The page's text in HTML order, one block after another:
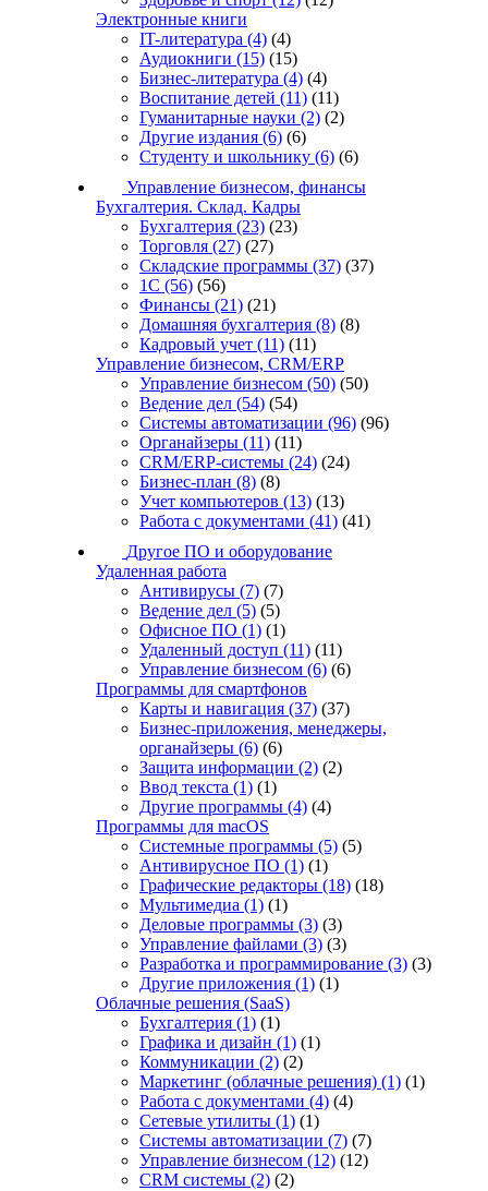
Электронные книги
IT-литература (4) (4)
Аудиокниги (15) (15)
Бизнес-литература (4) (4)
Воспитание детей (11) (11)
Гуманитарные науки (2) (2)
Другие издания (6) (6)
Студенту и школьнику (6) (6)
Управление бизнесом, финансы
Бухгалтерия. Склад. Кадры
Бухгалтерия (23) (23)
Торговля (27) (27)
Складские программы (37) (37)
1С (56) (56)
Финансы (21) (21)
Домашняя бухгалтерия (8) (8)
Кадровый учет (11) (11)
Управление бизнесом, CRM/ERP
Управление бизнесом (50) (50)
Ведение дел (54) (54)
Системы автоматизации (96) (96)
Органайзеры (11) (11)
CRM/ERP-системы (24) (24)
Бизнес-план (8) (8)
Учет компьютеров (13) (13)
Работа с документами (41) (41)
Другое ПО и оборудование
Удаленная работа
Антивирусы (7) (7)
Ведение дел (5) (5)
Офисное ПО (1) (1)
Удаленный доступ (11) (11)
Управление бизнесом (6) (6)
Программы для смартфонов
Карты и навигация (37) (37)
Бизнес-приложения, менеджеры,
органайзеры (6) (6)
Защита информации (2) (2)
Ввод текста (1) (1)
Другие программы (4) (4)
Программы для macOS
Системные программы (5) (5)
Антивирусное ПО (1) (1)
Графические редакторы (18) (18)
Мультимедиа (1) (1)
Деловые программы (3) (3)
Управление файлами (3) (3)
Разработка и программирование (3) (3)
Другие приложения (1) (1)
Облачные решения (SaaS)
Бухгалтерия (1) (1)
Графика и дизайн (1) (1)
Коммуникации (2) (2)
Маркетинг (облачные решения) (1) (1)
Работа с документами (4) (4)
Сетевые утилиты (1) (1)
Системы автоматизации (7) (7)
Управление бизнесом (12) (12)
CRM системы (2) (2)